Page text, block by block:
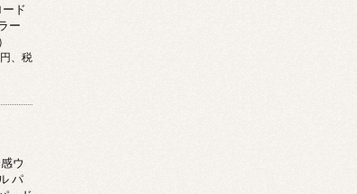
ド
ー
、税
ウ
パ